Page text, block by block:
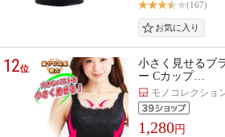
(167)
12位
小さく見せるブ
ー Cカップ…
モノコレクショ
1,280円